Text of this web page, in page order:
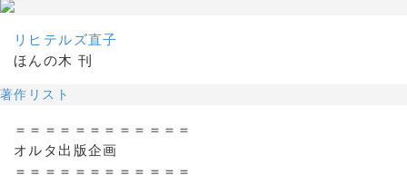
リヒテルズ直子
ほんの木 刊
著作リスト
＝＝＝＝＝＝＝＝＝＝＝＝
オルタ出版企画
＝＝＝＝＝＝＝＝＝＝＝＝